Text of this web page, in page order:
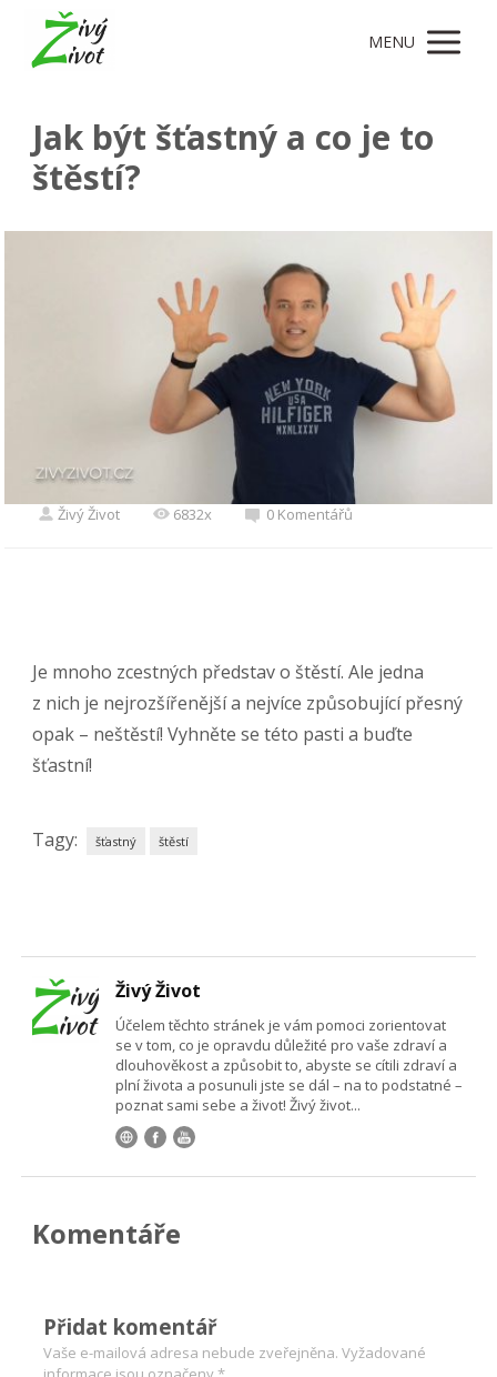
MENU
Jak být šťastný a co je to
štěstí?
Živý Život 6832x 0 Komentářů
Je mnoho zcestných představ o štěstí. Ale jedna
z nich je nejrozšířenější a nejvíce způsobující přesný
opak – neštěstí! Vyhněte se této pasti a buďte
šťastní!
Tagy: šťastný štěstí
Živý Život
Účelem těchto stránek je vám pomoci zorientovat
se v tom, co je opravdu důležité pro vaše zdraví a
dlouhověkost a způsobit to, abyste se cítili zdraví a
plní života a posunuli jste se dál – na to podstatné –
poznat sami sebe a život! Živý život...
Komentáře
Přidat komentář
Vaše e-mailová adresa nebude zveřejněna. Vyžadované